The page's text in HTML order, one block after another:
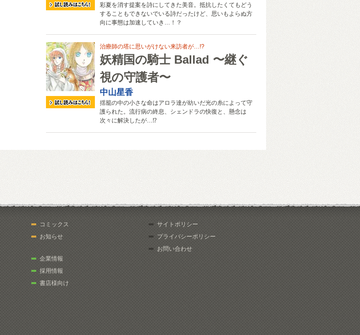
彩夏を消す提案を詩にしてきた美音。抵抗したくてもどう
することもできないでいる詩だったけど、思いもよらぬ方
向に事態は加速していき…！？
治療師の塔に思いがけない来訪者が…!?
妖精国の騎士 Ballad 〜継ぐ
視の守護者〜
中山星香
揺籠の中の小さな命はアロラ達が紡いだ光の糸によって守
護られた。流行病の終息、シェンドラの快復と、懸念は
次々に解決したが…⁉
コミックス
お知らせ
企業情報
採用情報
書店様向け
サイトポリシー
プライバシーポリシー
お問い合わせ